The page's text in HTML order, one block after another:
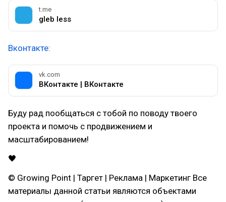
t.me
gleb less
Вконтакте:
vk.com
ВКонтакте | ВКонтакте
Буду рад пообщаться с тобой по поводу твоего
проекта и помочь с продвижением и
масштабированием!
🖤
© Growing Point | Таргет | Реклама | Маркетинг Все
материалы данной статьи являются объектами